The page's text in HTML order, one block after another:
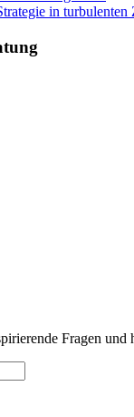
in turbulenten
Fragen und